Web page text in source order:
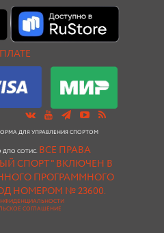
ДЛЯ УПРАВЛЕНИЯ СПОРТОМ
ДПО СОТИС. ВСЕ ПРАВА
СПОРТ " ВКЛЮЧЕН В
ПРОГРАММНОГО
НОМЕРОМ № 23600.
СОГЛАШЕНИЕ